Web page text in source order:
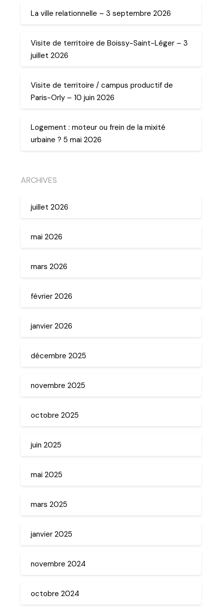
La ville relationnelle – 3 septembre 2026
Visite de territoire de Boissy-Saint-Léger – 3
juillet 2026
Visite de territoire / campus productif de
Paris-Orly – 10 juin 2026
Logement : moteur ou frein de la mixité
urbaine ? 5 mai 2026
ARCHIVES
juillet 2026
mai 2026
mars 2026
février 2026
janvier 2026
décembre 2025
novembre 2025
octobre 2025
juin 2025
mai 2025
mars 2025
janvier 2025
novembre 2024
octobre 2024